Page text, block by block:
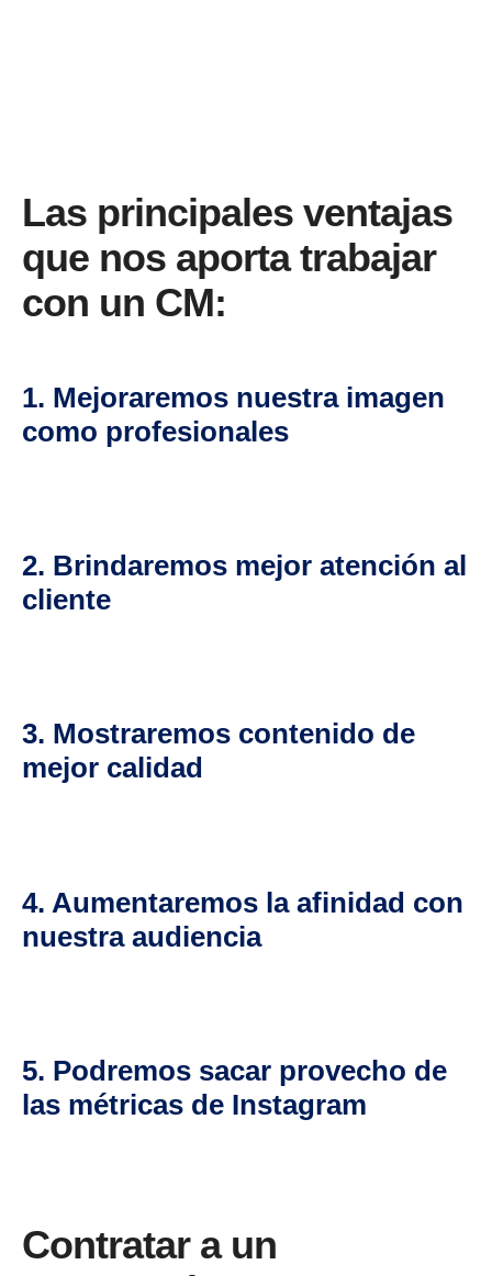
Las principales ventajas
que nos aporta trabajar
con un CM:
1. Mejoraremos nuestra imagen
como profesionales
2. Brindaremos mejor atención al
cliente
3. Mostraremos contenido de
mejor calidad
4. Aumentaremos la afinidad con
nuestra audiencia
5. Podremos sacar provecho de
las métricas de Instagram
Contratar a un